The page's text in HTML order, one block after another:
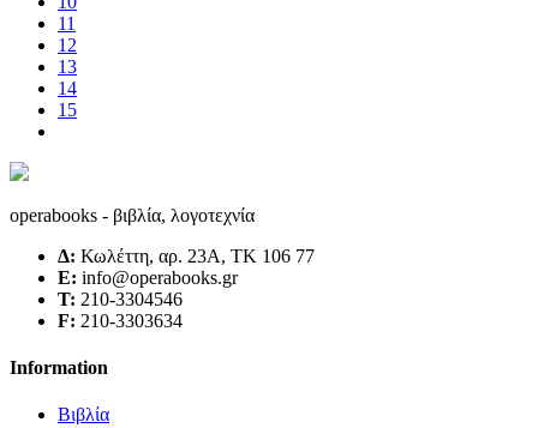
11
12
13
14
15
operabooks - βιβλία, λογοτεχνία
Δ: Κωλέττη, αρ. 23Α, ΤΚ 106 77
E: info@operabooks.gr
Τ: 210-3304546
F: 210-3303634
Information
Βιβλία